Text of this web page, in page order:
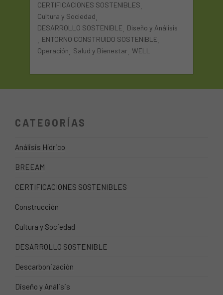
CERTIFICACIONES SOSTENIBLES,
Cultura y Sociedad,
DESARROLLO SOSTENIBLE, Diseño y Análisis
, ENTORNO CONSTRUIDO SOSTENIBLE,
Operación, Salud y Bienestar, WELL
CATEGORÍAS
Análisis Hídrico
BREEAM
CERTIFICACIONES SOSTENIBLES
Construcción
Cultura y Sociedad
DESARROLLO SOSTENIBLE
Descarbonización
Diseño y Análisis